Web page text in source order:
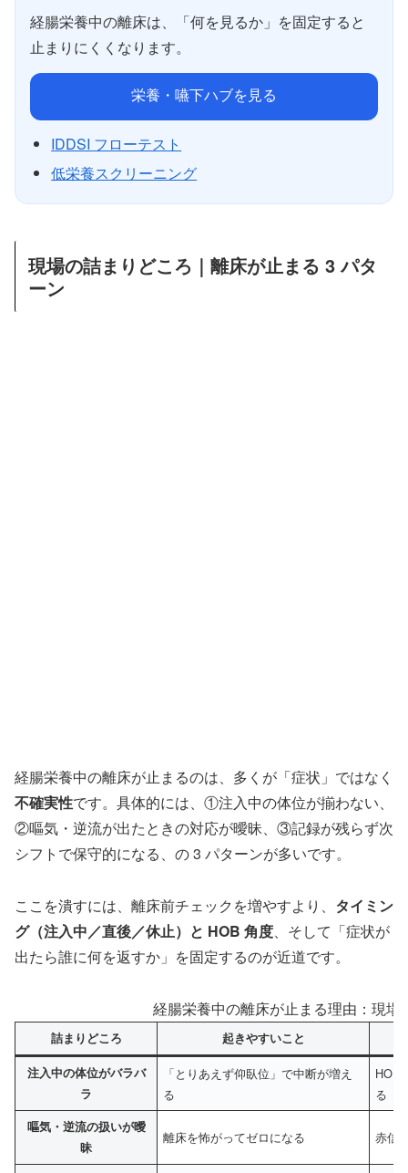
経腸栄養中の離床は、「何を見るか」を固定すると
止まりにくくなります。
栄養・嚥下ハブを見る
IDDSI フローテスト
低栄養スクリーニング
現場の詰まりどころ｜離床が止まる 3 パタ
ーン
経腸栄養中の離床が止まるのは、多くが「症状」ではなく
不確実性です。具体的には、①注入中の体位が揃わない、
②嘔気・逆流が出たときの対応が曖昧、③記録が残らず次
シフトで保守的になる、の 3 パターンが多いです。
ここを潰すには、離床前チェックを増やすより、 タイミン
グ（注入中／直後／休止）と HOB 角度、そして「症状が
出たら誰に何を返すか」を固定するのが近道です。
経腸栄養中の離床が止まる理由：現場
詰まりどころ 起きやすいこと
注入中の体位がバラバ
ラ
「とりあえず仰臥位」で中断が増え
る
HOB
る
嘔気・逆流の扱いが曖
昧
離床を怖がってゼロになる 赤信